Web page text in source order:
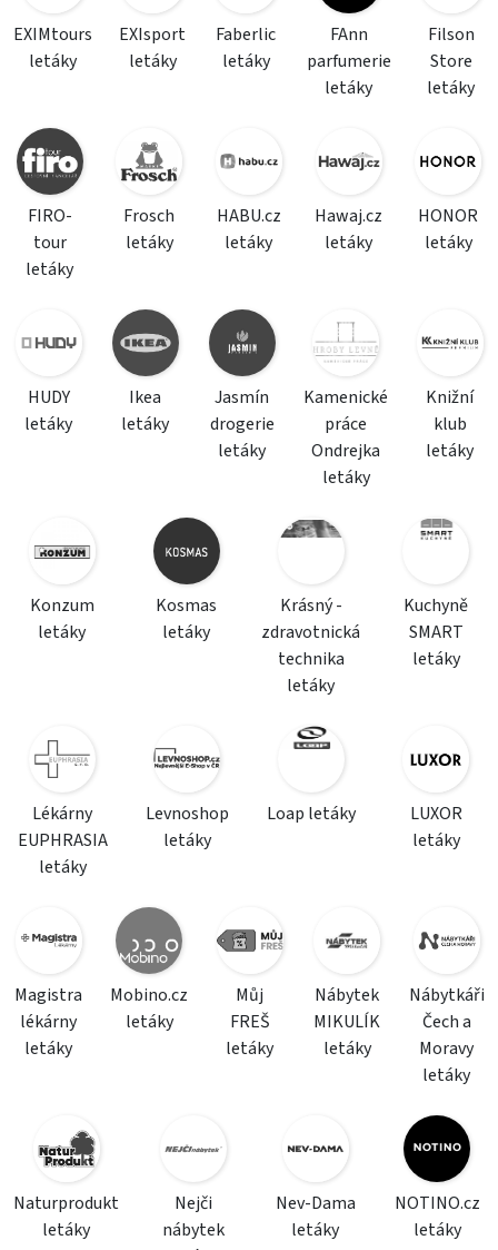
EXIMtours
letáky
EXIsport
letáky
Faberlic
letáky
FAnn
parfumerie
letáky
Filson
Store
letáky
FIRO-
tour
letáky
Frosch
letáky
HABU.cz
letáky
Hawaj.cz
letáky
HONOR
letáky
HUDY
letáky
Ikea
letáky
Jasmín
drogerie
letáky
Kamenické
práce
Ondrejka
letáky
Knižní
klub
letáky
Konzum
letáky
Kosmas
letáky
Krásný -
zdravotnická
technika
letáky
Kuchyně
SMART
letáky
Lékárny
EUPHRASIA
letáky
Levnoshop
letáky
Loap letáky
LUXOR
letáky
Magistra
lékárny
letáky
Mobino.cz
letáky
Můj
FREŠ
letáky
Nábytek
MIKULÍK
letáky
Nábytkáři
Čech a
Moravy
letáky
Naturprodukt
letáky
Nejči
nábytek
Nev-Dama
letáky
NOTINO.cz
letáky